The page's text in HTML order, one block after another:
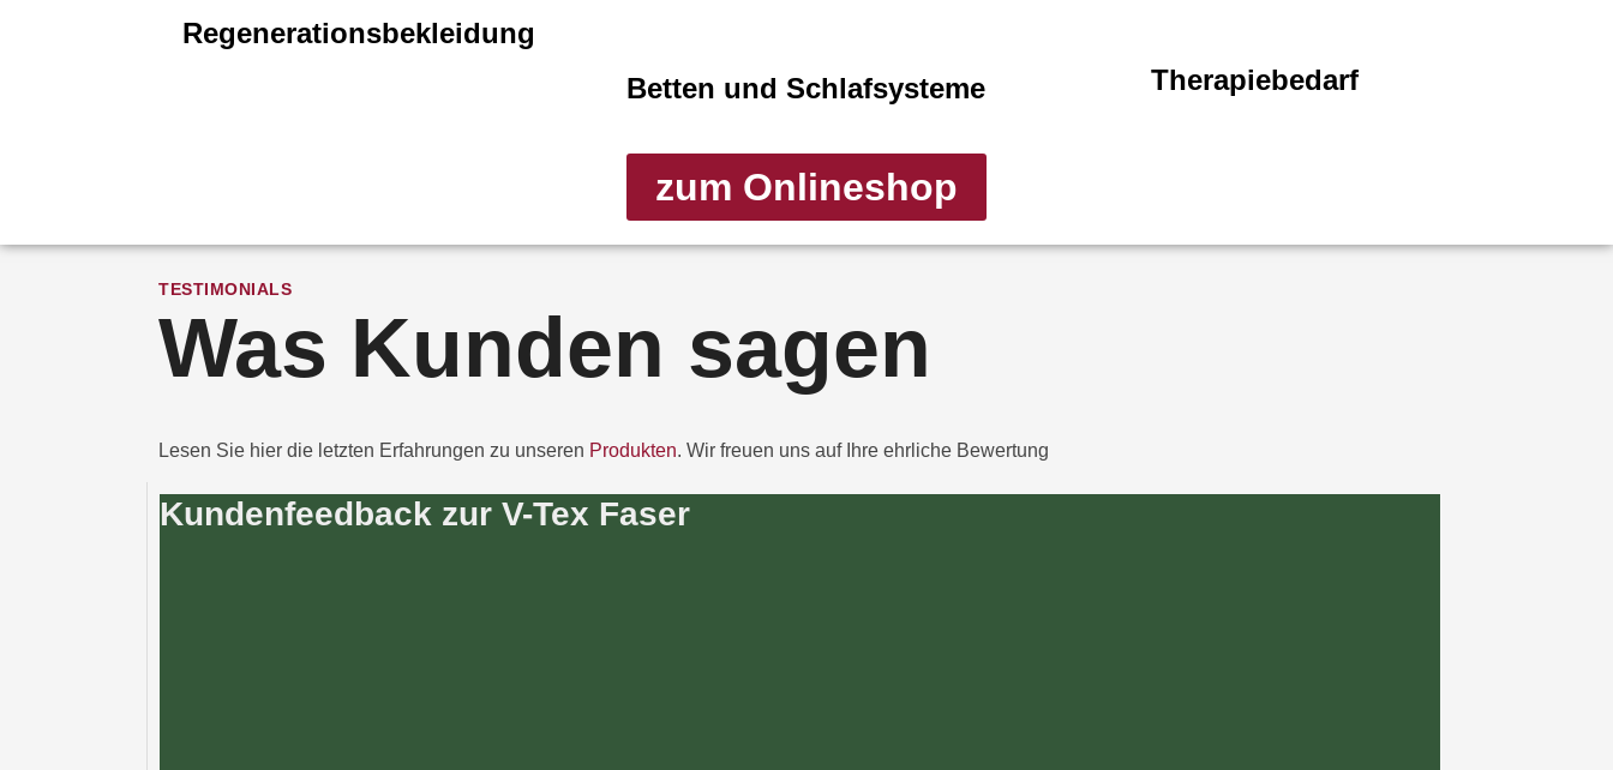
Regenerationsbekleidung
Betten und Schlafsysteme
Therapiebedarf
zum Onlineshop
TESTIMONIALS
Was Kunden sagen
Lesen Sie hier die letzten Erfahrungen zu unseren Produkten. Wir freuen uns auf Ihre ehrliche Bewertung
Kundenfeedback zur V-Tex Faser